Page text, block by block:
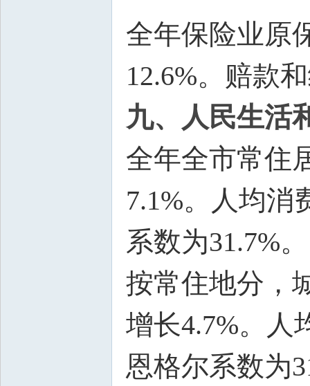
全年保险业原
12.6%。赔款
九、人民生活
全年全市常住
7.1%。人均消
系数为31.7%。
按常住地分，
增长4.7%。人
恩格尔系数为